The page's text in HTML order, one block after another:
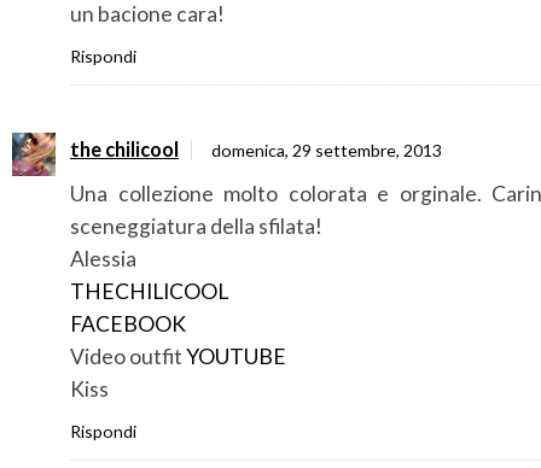
un bacione cara!
Rispondi
the chilicool domenica, 29 settembre, 2013
Una collezione molto colorata e orginale.
sceneggiatura della sfilata!
Alessia
THECHILICOOL
FACEBOOK
Video outfitYOUTUBE
Kiss
Rispondi